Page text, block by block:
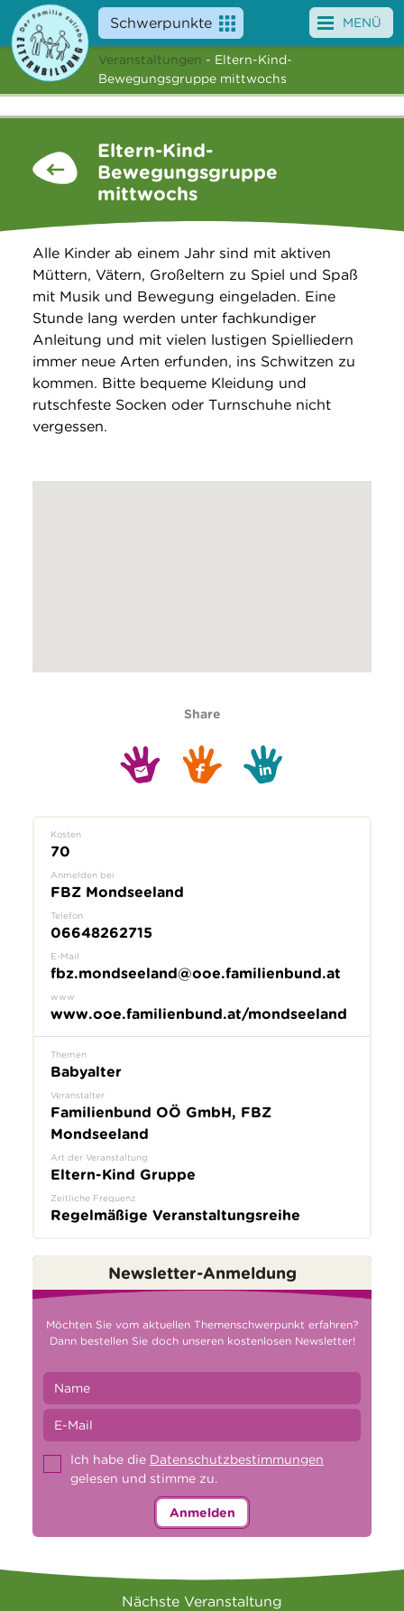
Schwerpunkte
Angebote
News
Suche
MENÜ
Veranstaltungen - Eltern-Kind-
Bewegungsgruppe mittwochs
Eltern-Kind-
Bewegungsgruppe
mittwochs
Alle Kinder ab einem Jahr sind mit aktiven
Müttern, Vätern, Großeltern zu Spiel und Spaß
mit Musik und Bewegung eingeladen. Eine
Stunde lang werden unter fachkundiger
Anleitung und mit vielen lustigen Spielliedern
immer neue Arten erfunden, ins Schwitzen zu
kommen. Bitte bequeme Kleidung und
rutschfeste Socken oder Turnschuhe nicht
vergessen.
Share
Kosten
70
Anmelden bei
FBZ Mondseeland
Telefon
06648262715
E-Mail
fbz.mondseeland@ooe.familienbund.at
www
www.ooe.familienbund.at/mondseeland
Themen
Babyalter
Veranstalter
Familienbund OÖ GmbH, FBZ
Mondseeland
Art der Veranstaltung
Eltern-Kind Gruppe
Zeitliche Frequenz
Regelmäßige Veranstaltungsreihe
Newsletter-Anmeldung
Möchten Sie vom aktuellen Themenschwerpunkt erfahren?
Dann bestellen Sie doch unseren kostenlosen Newsletter!
Ich habe die Datenschutzbestimmungen
gelesen und stimme zu.
Anmelden
Nächste Veranstaltung